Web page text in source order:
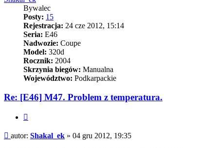
Bywalec
Posty: 15
Rejestracja: 24 cze 2012, 15:14
Seria: E46
Nadwozie: Coupe
Model: 320d
Rocznik: 2004
Skrzynia biegów: Manualna
Województwo: Podkarpackie
Re: [E46] M47. Problem z temperatura.
Post
autor: Shakal_ek » 04 gru 2012, 19:35